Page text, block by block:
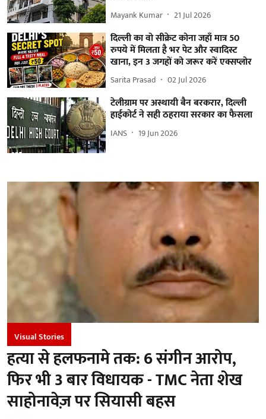
Mayank Kumar 21 Jul 2026
दिल्ली का वो सीक्रेट कोना जहाँ मात्र 50
रुपये में मिलता है भर पेट और स्वादिस्ट
खाना, इन 3 जगहों को जरूर करें एक्सप्लोर
Sarita Prasad 02 Jul 2026
टेलीग्राम पर अस्थायी बैन बरकरार, दिल्ली
हाईकोर्ट ने सही ठहराया सरकार का फैसला
IANS 19 Jun 2026
Visual Stories
हत्या से हलफनामे तक: 6 संगीन आरोप,
फिर भी 3 बार विधायक - TMC नेता शेख
साहोनावेज़ पर सियासी बहस